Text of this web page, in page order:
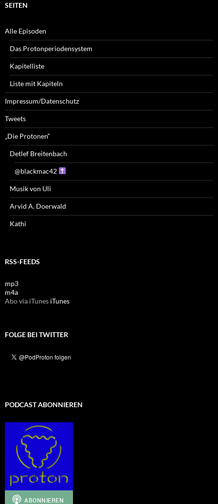
SEITEN
Alle Episoden
Das Protonperiodensystem
Kapitelliste
Liste mit Kapiteln
Impressum/Datenschutz
Tweets
„Die Protonen“
Detlef Breitenbach
@blackmac42
Musik von Uli
Arvid A. Doerwald
Kathi
RSS-FEEDS
mp3
m4a
Abo via iTunes iTunes
FOLGE BEI TWITTER
PODCAST ABONNIEREN